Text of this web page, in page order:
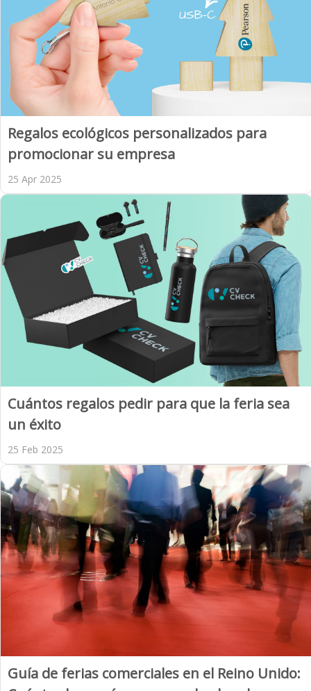
Regalos ecológicos personalizados para
promocionar su empresa
25 Apr 2025
Cuántos regalos pedir para que la feria sea
un éxito
25 Feb 2025
Guía de ferias comerciales en el Reino Unido: